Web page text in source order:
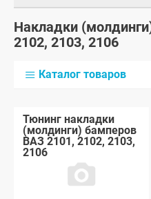
Накладки
2102, 2103, 2106
Каталог товаров
Тюнинг накладки
(молдинги) бамперов
ВАЗ 2101, 2102, 2103,
2106